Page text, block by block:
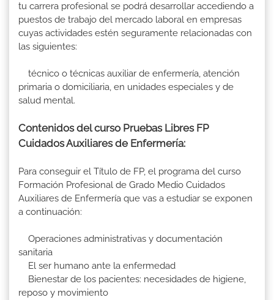
tu carrera profesional se podrá desarrollar accediendo a
puestos de trabajo del mercado laboral en empresas
cuyas actividades estén seguramente relacionadas con
las siguientes:
técnico o técnicas auxiliar de enfermería, atención
primaria o domiciliaria, en unidades especiales y de
salud mental.
Contenidos del curso Pruebas Libres FP
Cuidados Auxiliares de Enfermería:
Para conseguir el Título de FP, el programa del curso
Formación Profesional de Grado Medio Cuidados
Auxiliares de Enfermería que vas a estudiar se exponen
a continuación:
Operaciones administrativas y documentación
sanitaria
El ser humano ante la enfermedad
Bienestar de los pacientes: necesidades de higiene,
reposo y movimiento